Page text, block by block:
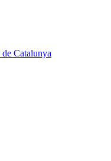
Catalunya